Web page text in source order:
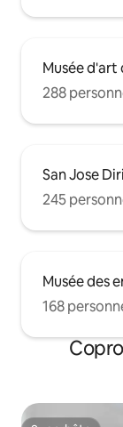
Musée d'art
288
San Jose
245
Musée des
168